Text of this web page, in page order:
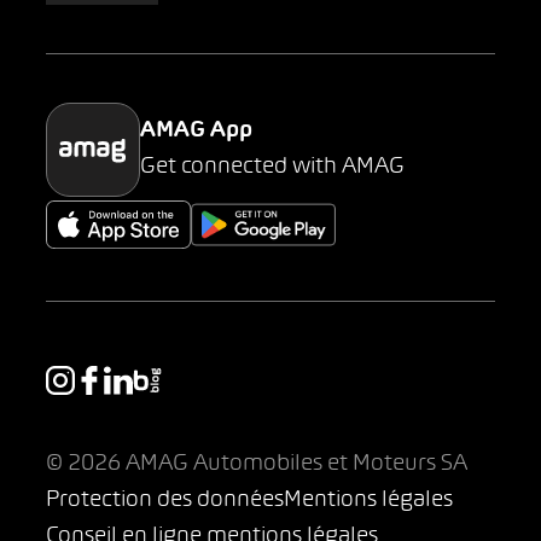
Parking
AMAG App
Get connected with AMAG
© 2026 AMAG Automobiles et Moteurs SA
Protection des donnéesMentions légales